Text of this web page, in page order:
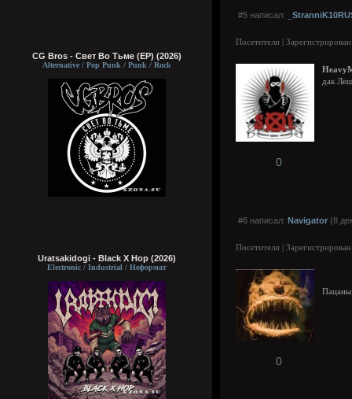
CG Bros - Свет Во Тьме (EP) (2026)
Alternative / Pop Punk / Punk / Rock
Uratsakidogi - Black X Hop (2026)
Electronic / Industrial / Неформат
#5 написал:
Посетители |
дак
0
#6 написал: Navigator (8
Посетители |
0